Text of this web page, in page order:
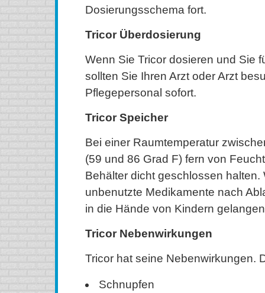
Dosierungsschema fort.
Tricor Überdosierung
Wenn Sie Tricor dosieren und Sie
sollten Sie Ihren Arzt oder Arzt
Pflegepersonal sofort.
Tricor Speicher
Bei einer Raumtemperatur
(59 und 86 Grad F) fern von
Behälter dicht geschlossen halten.
unbenutzte Medikamente nach
in die Hände von Kindern
Tricor Nebenwirkungen
Tricor hat seine Nebenwirkungen.
Schnupfen